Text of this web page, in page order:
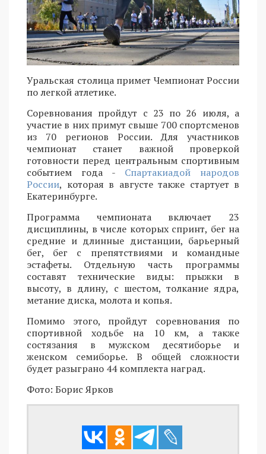
Уральская столица примет Чемпионат России
по легкой атлетике.
Соревнования пройдут с 23 по 26 июля, а
участие в них примут свыше 700 спортсменов
из 70 регионов России. Для участников
чемпионат станет важной проверкой
готовности перед центральным спортивным
событием года - Спартакиадой народов
России, которая в августе также стартует в
Екатеринбурге.
Программа чемпионата включает 23
дисциплины, в числе которых спринт, бег на
средние и длинные дистанции, барьерный
бег, бег с препятствиями и командные
эстафеты. Отдельную часть программы
составят технические виды: прыжки в
высоту, в длину, с шестом, толкание ядра,
метание диска, молота и копья.
Помимо этого, пройдут соревнования по
спортивной ходьбе на 10 км, а также
состязания в мужском десятиборье и
женском семиборье. В общей сложности
будет разыграно 44 комплекта наград.
Фото: Борис Ярков